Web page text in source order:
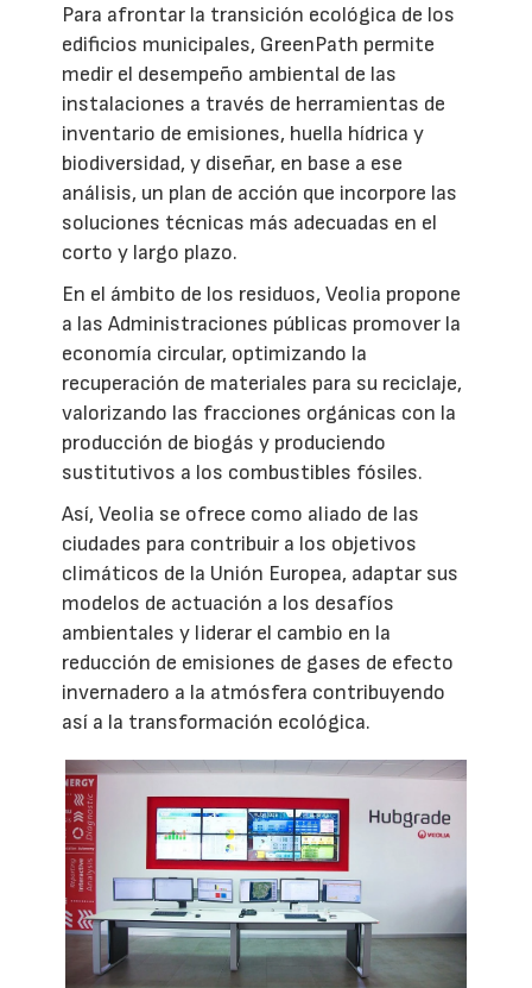
Para afrontar la transición ecológica de los
edificios municipales, GreenPath permite
medir el desempeño ambiental de las
instalaciones a través de herramientas de
inventario de emisiones, huella hídrica y
biodiversidad, y diseñar, en base a ese
análisis, un plan de acción que incorpore las
soluciones técnicas más adecuadas en el
corto y largo plazo.
En el ámbito de los residuos, Veolia propone
a las Administraciones públicas promover la
economía circular, optimizando la
recuperación de materiales para su reciclaje,
valorizando las fracciones orgánicas con la
producción de biogás y produciendo
sustitutivos a los combustibles fósiles.
Así, Veolia se ofrece como aliado de las
ciudades para contribuir a los objetivos
climáticos de la Unión Europea, adaptar sus
modelos de actuación a los desafíos
ambientales y liderar el cambio en la
reducción de emisiones de gases de efecto
invernadero a la atmósfera contribuyendo
así a la transformación ecológica.